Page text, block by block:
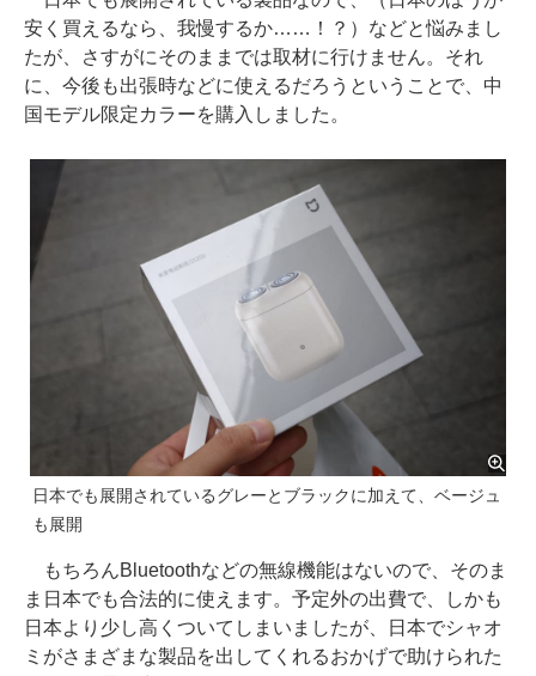
安く買えるなら、我慢するか……！？）などと悩みまし
たが、さすがにそのままでは取材に行けません。それ
に、今後も出張時などに使えるだろうということで、中
国モデル限定カラーを購入しました。
日本でも展開されているグレーとブラックに加えて、ベージュ
も展開
もちろんBluetoothなどの無線機能はないので、そのま
ま日本でも合法的に使えます。予定外の出費で、しかも
日本より少し高くついてしまいましたが、日本でシャオ
ミがさまざまな製品を出してくれるおかげで助けられた